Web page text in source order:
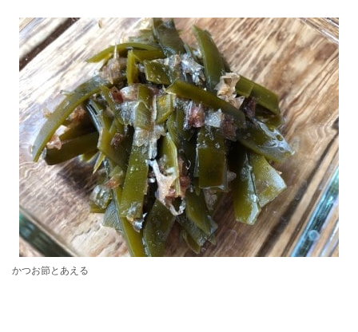
かつお節とあえる